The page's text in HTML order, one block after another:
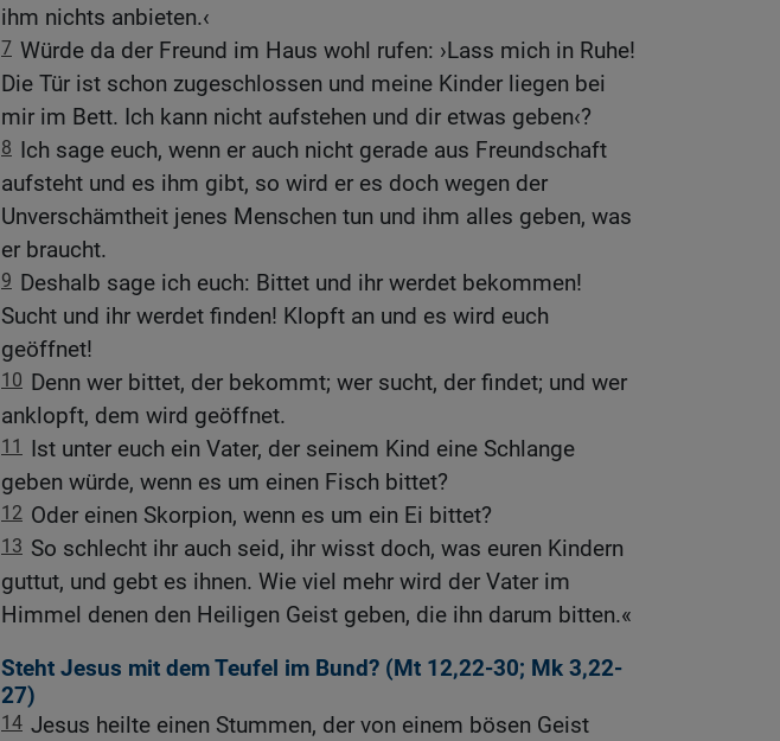
ihm nichts anbieten.‹
7 Würde da der Freund im Haus wohl rufen: ›Lass mich in Ruhe!
Die Tür ist schon zugeschlossen und meine Kinder liegen bei
mir im Bett. Ich kann nicht aufstehen und dir etwas geben‹?
8 Ich sage euch, wenn er auch nicht gerade aus Freundschaft
aufsteht und es ihm gibt, so wird er es doch wegen der
Unverschämtheit jenes Menschen tun und ihm alles geben, was
er braucht.
9 Deshalb sage ich euch: Bittet und ihr werdet bekommen!
Sucht und ihr werdet finden! Klopft an und es wird euch
geöffnet!
10 Denn wer bittet, der bekommt; wer sucht, der findet; und wer
anklopft, dem wird geöffnet.
11
Ist unter euch ein Vater, der seinem Kind eine Schlange
geben würde, wenn es um einen Fisch bittet?
12 Oder einen Skorpion, wenn es um ein Ei bittet?
13 So schlecht ihr auch seid, ihr wisst doch, was euren Kindern
guttut, und gebt es ihnen. Wie viel mehr wird der Vater im
Himmel denen den Heiligen Geist geben, die ihn darum bitten.«
Steht Jesus mit dem Teufel im Bund? (Mt 12,22-30; Mk 3,22-
27)
14 Jesus heilte einen Stummen, der von einem bösen Geist